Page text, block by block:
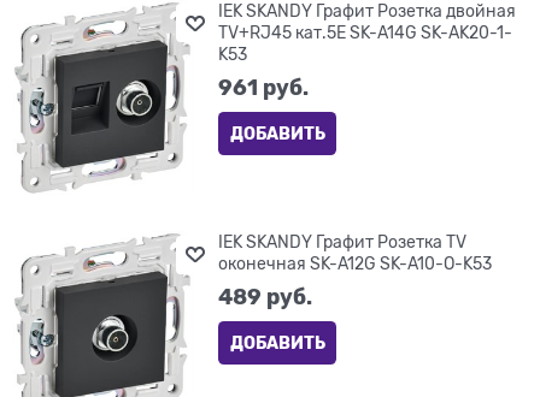
IEK SKANDY Графит Розетка двойная
TV+RJ45 кат.5E SK-A14G SK-AK20-1-
K53
961 руб.
ДОБАВИТЬ
IEK SKANDY Графит Розетка TV
оконечная SK-A12G SK-A10-O-K53
489 руб.
ДОБАВИТЬ